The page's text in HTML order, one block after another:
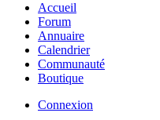
Accueil
Forum
Annuaire
Calendrier
Communauté
Boutique
Connexion